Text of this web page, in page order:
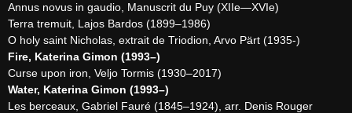
Annus novus in gaudio, Manuscrit du Puy (XIIe—XVIe)
Terra tremuit, Lajos Bardos (1899–1986)
Fire, Katerina Gimon (1993–)
Water, Katerina Gimon (1993–)
Les berceaux, Gabriel Fauré (1845–1924), arr. Denis Rouger